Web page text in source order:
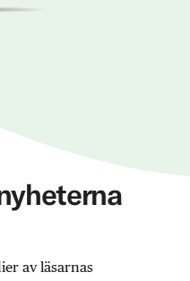
av läsarnas